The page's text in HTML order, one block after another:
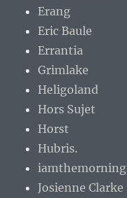
Erang
Eric Baule
Errantia
Grimlake
Heligoland
Hors Sujet
Horst
Hubris.
iamthemorning
Josienne Clarke